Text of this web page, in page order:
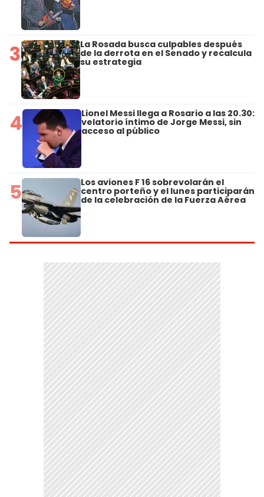
3 La Rosada busca culpables después
de la derrota en el Senado y recalcula
su estrategia
4 Lionel Messi llega a Rosario a las 20.30:
velatorio íntimo de Jorge Messi, sin
acceso al público
5 Los aviones F 16 sobrevolarán el
centro porteño y el lunes participarán
de la celebración de la Fuerza Aérea